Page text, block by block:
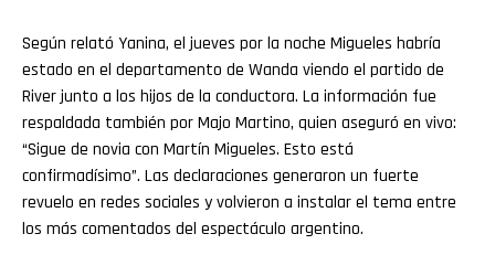
Según relató Yanina, el jueves por la noche Migueles habría
estado en el departamento de Wanda viendo el partido de
River junto a los hijos de la conductora. La información fue
respaldada también por Majo Martino, quien aseguró en vivo:
“Sigue de novia con Martín Migueles. Esto está
confirmadísimo”. Las declaraciones generaron un fuerte
revuelo en redes sociales y volvieron a instalar el tema entre
los más comentados del espectáculo argentino.